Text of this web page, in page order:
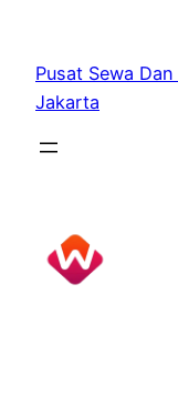
content
Pusat Sewa
Jakarta